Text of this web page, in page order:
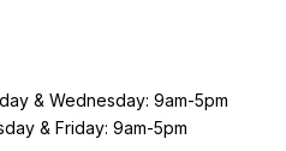
& Wednesday: 9am-5pm
& Friday: 9am-5pm